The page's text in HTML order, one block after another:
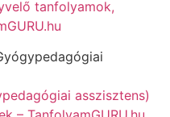
tanfolyamok,
asszisztens)